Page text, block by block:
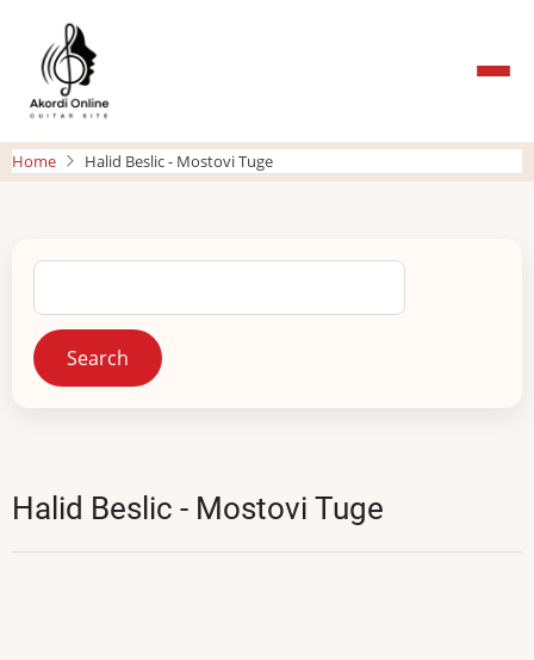
main
content
Home Halid Beslic - Mostovi Tuge
Search
Halid Beslic - Mostovi Tuge